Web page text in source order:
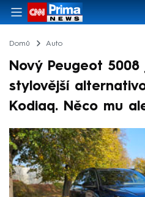
Domů Auto
Nový Peugeot
stylovější
Kodiaq. Něco mu